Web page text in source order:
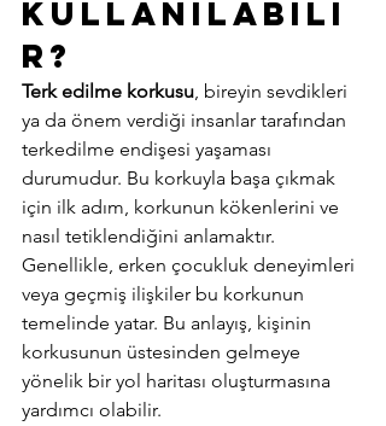
Kullanılabili
r?
Terk edilme korkusu, bireyin sevdikleri
ya da önem verdiği insanlar tarafından
terkedilme endişesi yaşaması
durumudur. Bu korkuyla başa çıkmak
için ilk adım, korkunun kökenlerini ve
nasıl tetiklendiğini anlamaktır.
Genellikle, erken çocukluk deneyimleri
veya geçmiş ilişkiler bu korkunun
temelinde yatar. Bu anlayış, kişinin
korkusunun üstesinden gelmeye
yönelik bir yol haritası oluşturmasına
yardımcı olabilir.